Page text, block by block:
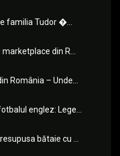
familia Tudor �...
din R...
România – Unde...
englez: Lege...
bătaie cu ...